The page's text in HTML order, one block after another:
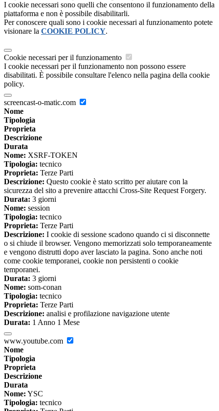
I cookie necessari sono quelli che consentono il funzionamento della
piattaforma e non è possibile disabilitarli.
Per conoscere quali sono i cookie necessari al funzionamento potete
visionare la COOKIE POLICY.
Cookie necessari per il funzionamento
I cookie necessari per il funzionamento non possono essere
disabilitati. È possibile consultare l'elenco nella pagina della cookie
policy.
screencast-o-matic.com
Nome
Tipologia
Proprieta
Descrizione
Durata
Nome: XSRF-TOKEN
Tipologia: tecnico
Proprieta: Terze Parti
Descrizione: Questo cookie è stato scritto per aiutare con la
sicurezza del sito a prevenire attacchi Cross-Site Request Forgery.
Durata: 3 giorni
Nome: session
Tipologia: tecnico
Proprieta: Terze Parti
Descrizione: I cookie di sessione scadono quando ci si disconnette
o si chiude il browser. Vengono memorizzati solo temporaneamente
e vengono distrutti dopo aver lasciato la pagina. Sono anche noti
come cookie temporanei, cookie non persistenti o cookie
temporanei.
Durata: 3 giorni
Nome: som-conan
Tipologia: tecnico
Proprieta: Terze Parti
Descrizione: analisi e profilazione navigazione utente
Durata: 1 Anno 1 Mese
www.youtube.com
Nome
Tipologia
Proprieta
Descrizione
Durata
Nome: YSC
Tipologia: tecnico